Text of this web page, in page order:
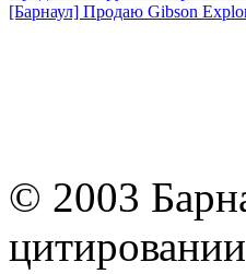
[Барнаул] Продаю Gibson
© 2003